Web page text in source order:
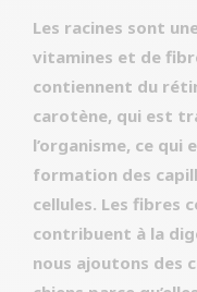
Les racines sont
vitamines et de
contiennent du
carotène, qui est
l’organisme, ce
formation des
cellules. Les fibres
contribuent à la
nous ajoutons des